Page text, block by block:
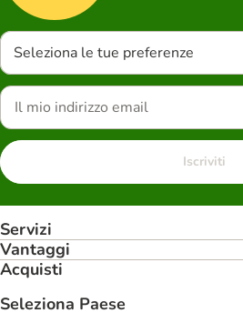
Seleziona le tue preferenze
Iscriviti
Servizi
Vantaggi
Acquisti
Seleziona Paese